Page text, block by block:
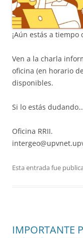
¡Aún estás a
Ven a la charla
oficina (en horario
disponibles.
Si lo estás
Oficina RRII.
Esta entrada fue
IMPORTANTE